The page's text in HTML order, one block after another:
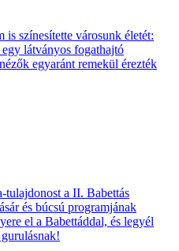
is színesítette városunk életét:
látványos fogathajtó
egyaránt remekül érezték
tulajdonost a II. Babettás
és búcsú programjának
el a Babettáddal, és legyél